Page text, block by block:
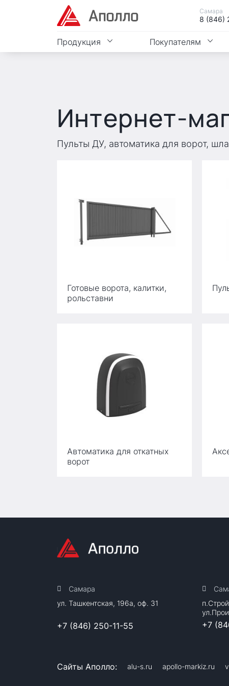
Самара
8 (846)
Продукция Покупателям
Интернет-
Пульты ДУ, автоматика для ворот,
Готовые ворота, калитки,
рольставни
Автоматика для откатных
ворот
Самара
ул. Ташкентская, 196а, оф. 31
+7 (846) 250-11-55 +7
Сайты Аполло: alu-s.ru apollo-markiz.ru